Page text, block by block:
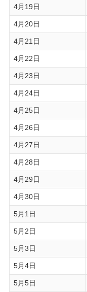
4月19日
4月20日
4月21日
4月22日
4月23日
4月24日
4月25日
4月26日
4月27日
4月28日
4月29日
4月30日
5月1日
5月2日
5月3日
5月4日
5月5日